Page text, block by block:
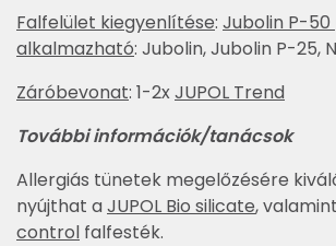
Falfelület kiegyenlítése: Jubolin P-50
alkalmazható: Jubolin, Jubolin P-25,
Záróbevonat: 1-2xJUPOL Trend
További információk/tanácsok
Allergiás tünetek megelőzésére
nyújthat a JUPOL Bio silicate,
control falfesték.